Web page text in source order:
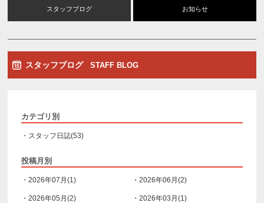
スタッフブログ お知らせ
スタッフブログ STAFF BLOG
カテゴリ別
・スタッフ日誌(53)
投稿月別
・2026年07月(1) ・2026年06月(2)
・2026年05月(2) ・2026年03月(1)